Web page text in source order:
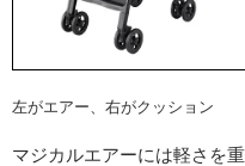
左がエアー、右がクッション
マジカルエアーには軽さを